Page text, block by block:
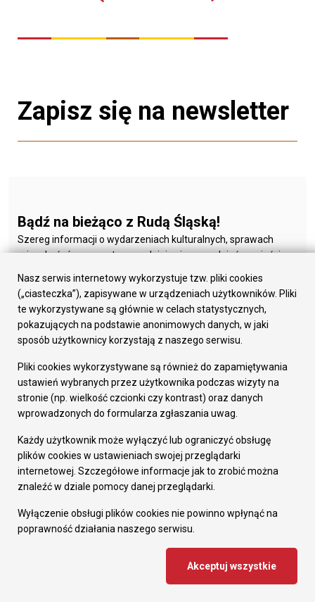
Zapisz się na newsletter
Bądź na bieżąco z Rudą Śląską!
Szereg informacji o wydarzeniach kulturalnych, sprawach
mieszkańców oraz o tym, co dzieje się na co dzień w mieście.
Pytanie kontrolne Prosimy
dodać 5 i 3.
Zapisz się
Zapisując się, wyrażasz zgodę na przetwarzanie Twojego adresu e-mail w celu
wysyłki newslettera i oświadczasz że znana Ci jest
polityka prywatności i plików
Nasz serwis internetowy wykorzystuje tzw. pliki cookies
(„ciasteczka”), zapisywane w urządzeniach użytkowników. Pliki
te wykorzystywane są głównie w celach statystycznych,
pokazujących na podstawie anonimowych danych, w jaki
sposób użytkownicy korzystają z naszego serwisu.
Pliki cookies wykorzystywane są również do zapamiętywania
ustawień wybranych przez użytkownika podczas wizyty na
stronie (np. wielkość czcionki czy kontrast) oraz danych
wprowadzonych do formularza zgłaszania uwag.
Każdy użytkownik może wyłączyć lub ograniczyć obsługę
plików cookies w ustawieniach swojej przeglądarki
internetowej. Szczegółowe informacje jak to zrobić można
znaleźć w dziale pomocy danej przeglądarki.
Wyłączenie obsługi plików cookies nie powinno wpłynąć na
poprawność działania naszego serwisu.
Akceptuj wszystkie